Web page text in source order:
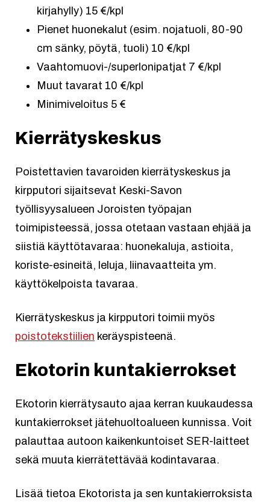
kirjahylly) 15 €/kpl
Pienet huonekalut (esim. nojatuoli, 80-90
cm sänky, pöytä, tuoli) 10 €/kpl
Vaahtomuovi-/superlonipatjat 7 €/kpl
Muut tavarat 10 €/kpl
Minimiveloitus 5 €
Kierrätyskeskus
Poistettavien tavaroiden kierrätyskeskus ja
kirpputori sijaitsevat Keski-Savon
työllisyysalueen Joroisten työpajan
toimipisteessä, jossa otetaan vastaan ehjää ja
siistiä käyttötavaraa: huonekaluja, astioita,
koriste-esineitä, leluja, liinavaatteita ym.
käyttökelpoista tavaraa.
Kierrätyskeskus ja kirpputori toimii myös
poistotekstiilien keräyspisteenä.
Ekotorin kuntakierrokset
Ekotorin kierrätysauto ajaa kerran kuukaudessa
kuntakierrokset jätehuoltoalueen kunnissa. Voit
palauttaa autoon kaikenkuntoiset SER-laitteet
sekä muuta kierrätettävää kodintavaraa.
Lisää tietoa Ekotorista ja sen kuntakierroksista